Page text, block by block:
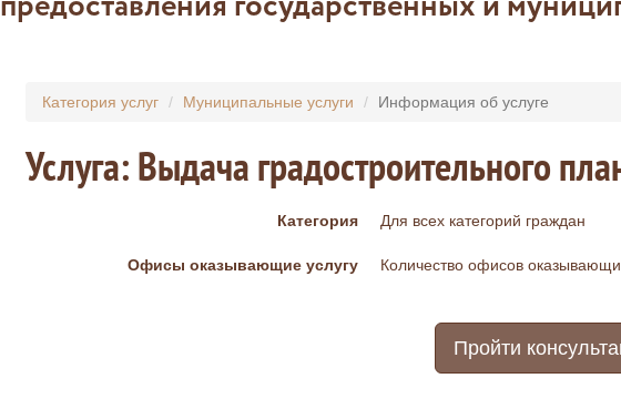
Категория услуг Муниципальные услуги Информация об услуге
Услуга: Выдача градостроительного
Категория Для всех категорий граждан
Офисы оказывающие услугу Количество офисов
Пройти